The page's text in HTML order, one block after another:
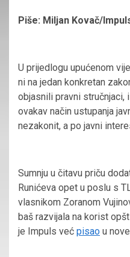
Piše: Miljan Kovač/
U prijedlogu upućenom
ni na jedan konkretan
objasnili pravni stručnjaci,
ovakav način ustupanja
nezakonit, a po javni
Sumnju u čitavu priču
Runićeva opet u poslu s
vlasnikom Zoranom
baš razvijala na korist
je Impuls već pisao u